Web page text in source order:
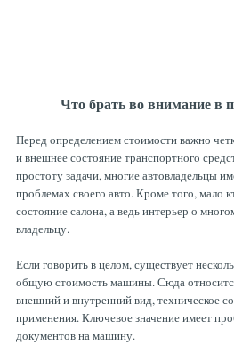
Что брать во внимание в
Перед определением стоимости важно
и внешнее состояние транспортного
простоту задачи, многие автовладельцы
проблемах своего авто. Кроме того, мало
состояние салона, а ведь интерьер о
владельцу.
Если говорить в целом, существует
общую стоимость машины. Сюда
внешний и внутренний вид, техническое
применения. Ключевое значение имеет
документов на машину.